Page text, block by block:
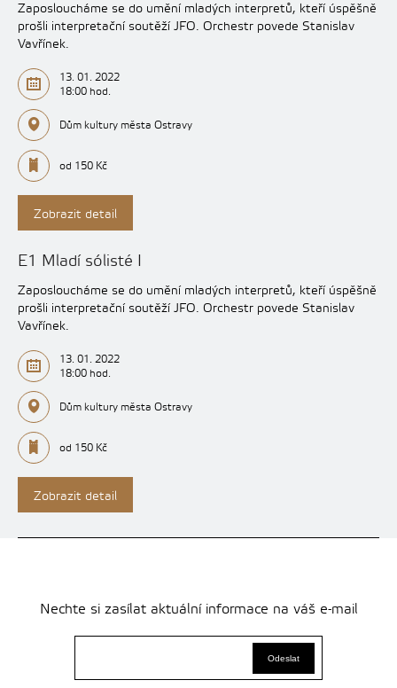
Zaposloucháme se do umění mladých interpretů, kteří úspěšně
prošli interpretační soutěží JFO. Orchestr povede Stanislav
Vavřínek.
13. 01. 2022
18:00 hod.
Dům kultury města Ostravy
od 150 Kč
Zobrazit detail
E1 Mladí sólisté I
Zaposloucháme se do umění mladých interpretů, kteří úspěšně
prošli interpretační soutěží JFO. Orchestr povede Stanislav
Vavřínek.
13. 01. 2022
18:00 hod.
Dům kultury města Ostravy
od 150 Kč
Zobrazit detail
Nechte si zasílat aktuální informace na váš e-mail